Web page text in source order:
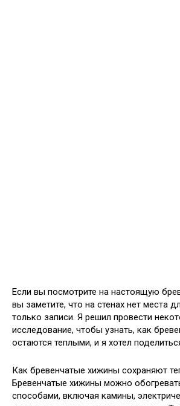
Если вы посмотрите на настоящую
вы заметите, что на стенах нет места
только записи. Я решил провести
исследование, чтобы узнать, как
остаются теплыми, и я хотел
Как бревенчатые хижины сохраняют
Бревенчатые хижины можно
способами, включая камины,